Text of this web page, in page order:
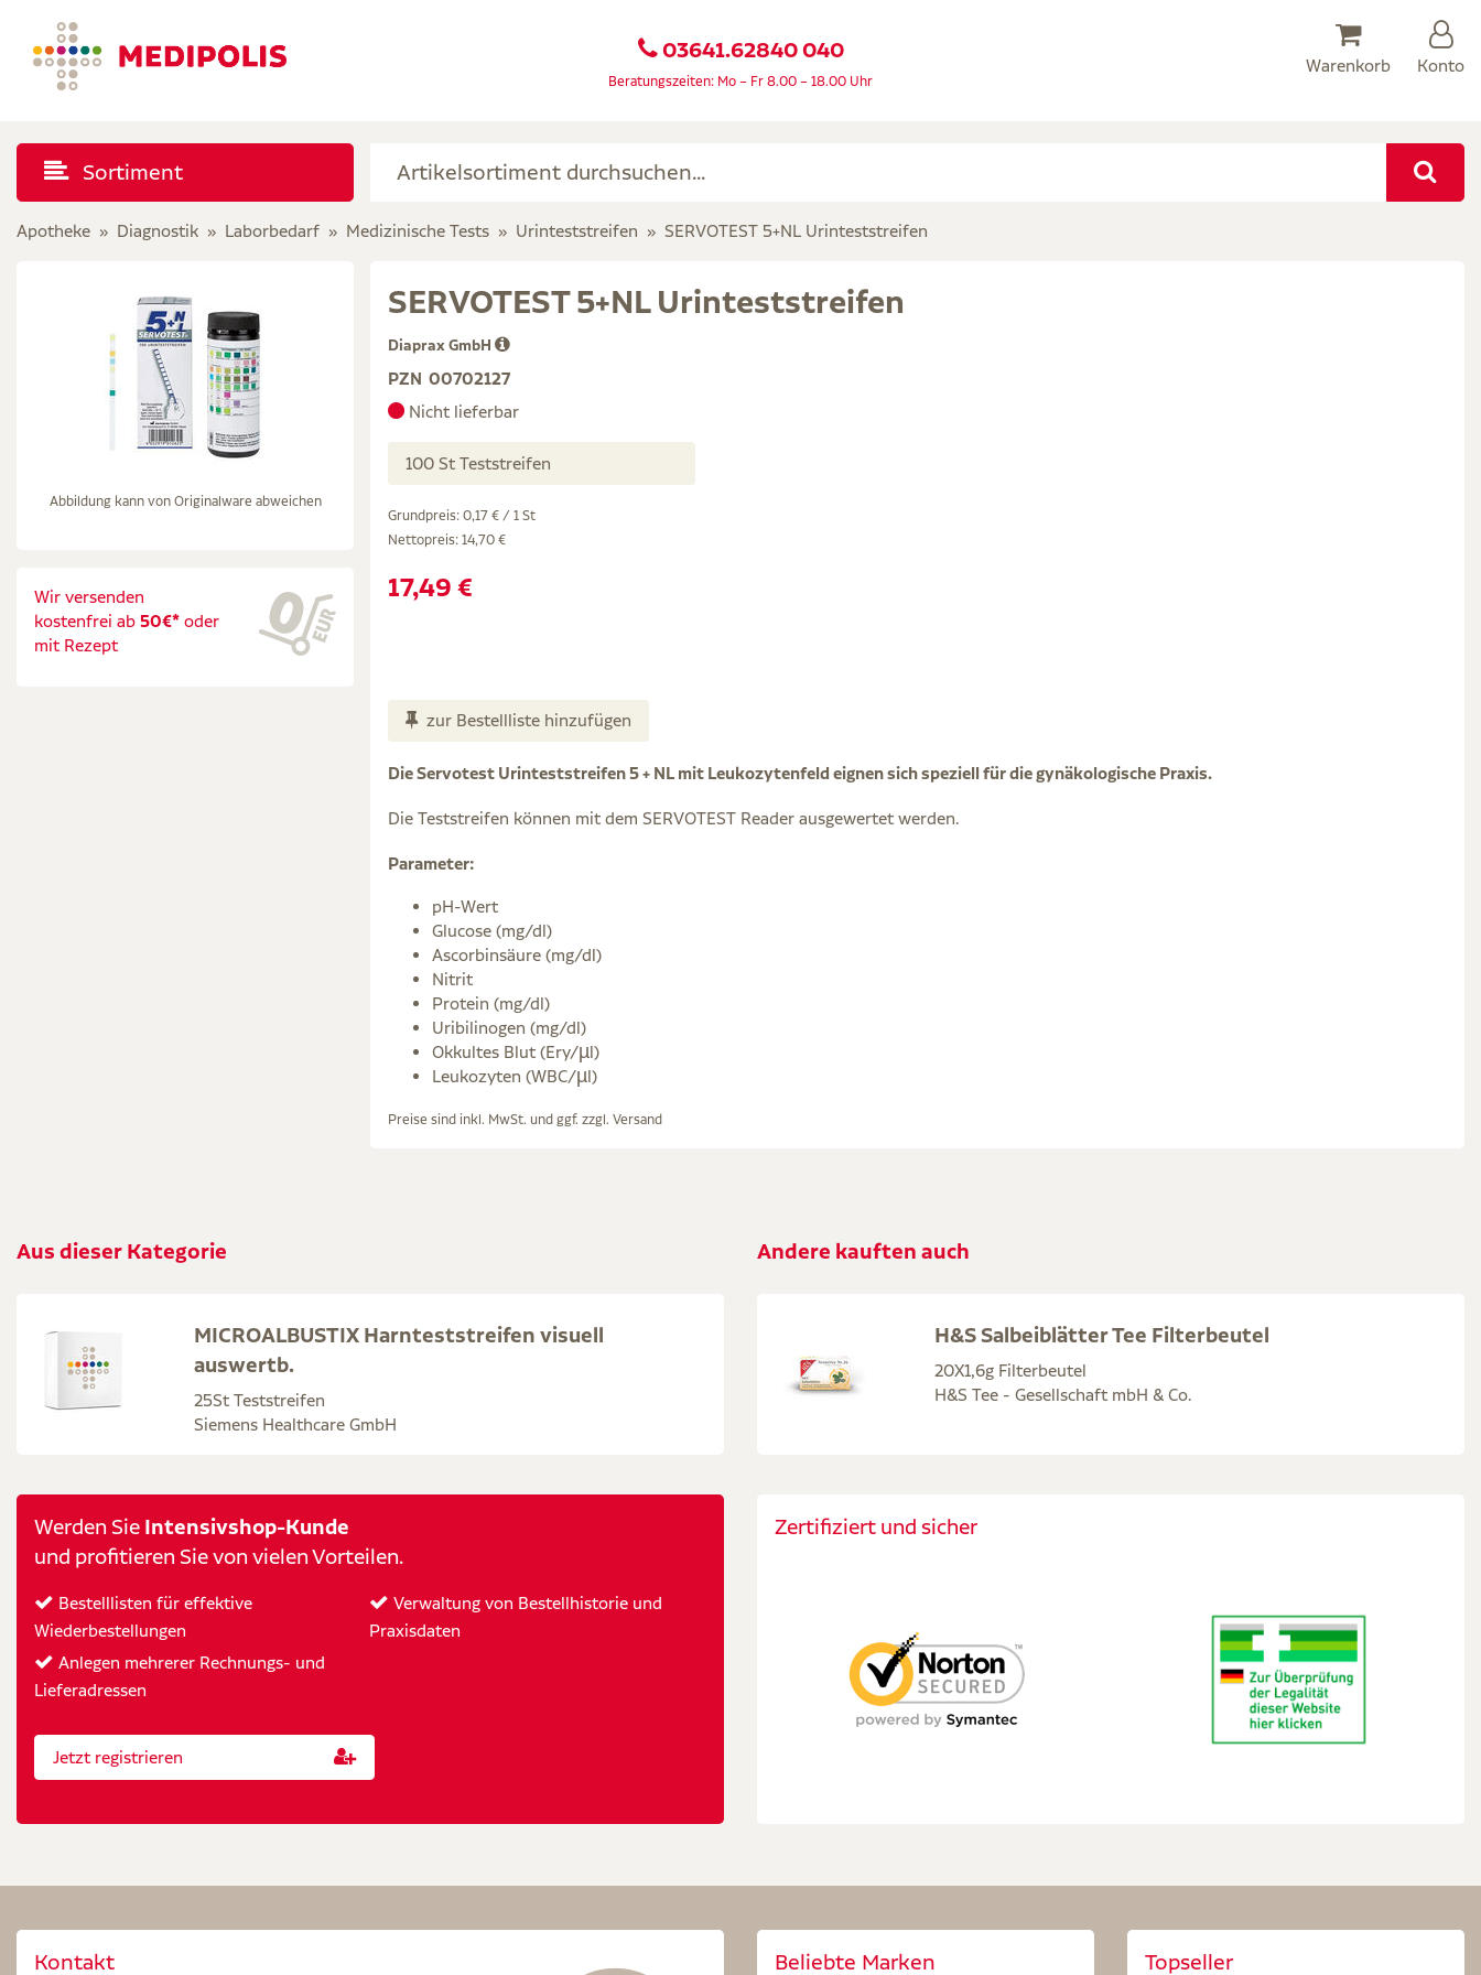
03641.62840 040
Beratungszeiten: Mo – Fr 8.00 – 18.00 Uhr
Warenkorb Konto
Sortiment
Apotheke Diagnostik Laborbedarf Medizinische Tests Urinteststreifen SERVOTEST 5+NL Urinteststreifen
Abbildung kann von Originalware abweichen
Wir versenden
kostenfrei ab 50€* oder
mit Rezept
SERVOTEST 5+NL Urinteststreifen
Diaprax GmbH
PZN 00702127
Nicht lieferbar
100 St Teststreifen
Grundpreis: 0,17 € / 1 St
Nettopreis: 14,70 €
17,49 €
zur Bestellliste hinzufügen
Die Servotest Urinteststreifen 5 + NL mit Leukozytenfeld eignen sich speziell für die gynäkologische Praxis.
Die Teststreifen können mit dem SERVOTEST Reader ausgewertet werden.
Parameter:
pH-Wert
Glucose (mg/dl)
Ascorbinsäure (mg/dl)
Nitrit
Protein (mg/dl)
Uribilinogen (mg/dl)
Okkultes Blut (Ery/µl)
Leukozyten (WBC/µl)
Preise sind inkl. MwSt. und ggf. zzgl. Versand
Aus dieser Kategorie
MICROALBUSTIX Harnteststreifen visuell
auswertb.
25St Teststreifen
Siemens Healthcare GmbH
Andere kauften auch
H&S Salbeiblätter Tee Filterbeutel
20X1,6g Filterbeutel
H&S Tee - Gesellschaft mbH & Co.
Werden Sie Intensivshop-Kunde
und profitieren Sie von vielen Vorteilen.
Bestelllisten für effektive
Wiederbestellungen
Anlegen mehrerer Rechnungs- und
Lieferadressen
Verwaltung von Bestellhistorie und
Praxisdaten
Jetzt registrieren
Zertifiziert und sicher
Kontakt Beliebte Marken Topseller